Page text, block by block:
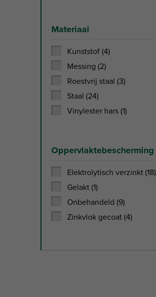
Natuursteen (10)
Niet gescheurd beton (14)
Voorgespannen
kanaalplaatvloeren (5)
Materiaal
Kunststof (4)
Messing (2)
Roestvrij staal (3)
Staal (24)
Vinylester hars (1)
Oppervlaktebescherming
Elektrolytisch verzinkt (18)
Gelakt (1)
Onbehandeld (9)
Zinkvlok gecoat (4)